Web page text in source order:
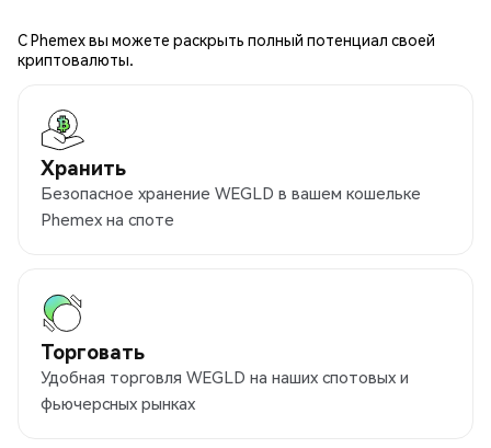
С Phemex вы можете раскрыть полный потенциал своей
криптовалюты.
Хранить
Безопасное хранение WEGLD в вашем кошельке
Phemex на споте
Торговать
Удобная торговля WEGLD на наших спотовых и
фьючерсных рынках